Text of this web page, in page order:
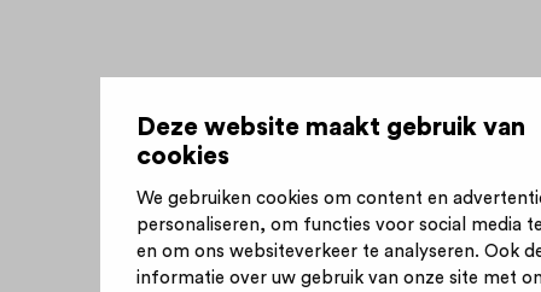
Deze website maakt gebruik van
cookies
We gebruiken cookies om content en
personaliseren, om functies voor social media
en om ons websiteverkeer te analyseren. Ook
informatie over uw gebruik van onze site met